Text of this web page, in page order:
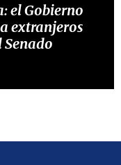
el Gobierno
extranjeros
Senado